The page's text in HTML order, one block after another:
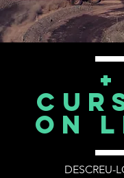
+
on
DESCREU-